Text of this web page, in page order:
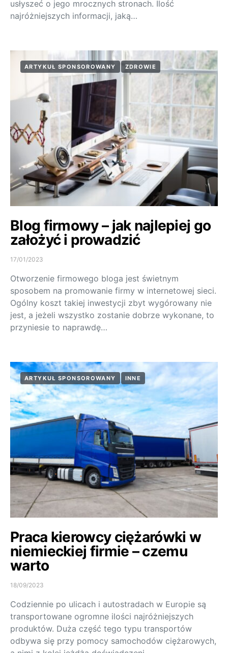
usłyszeć o jego mrocznych stronach. Ilość
najróżniejszych informacji, jaką…
ARTYKUŁ SPONSOROWANY ZDROWIE
Blog firmowy – jak najlepiej go
założyć i prowadzić
17/01/2023
Otworzenie firmowego bloga jest świetnym
sposobem na promowanie firmy w internetowej sieci.
Ogólny koszt takiej inwestycji zbyt wygórowany nie
jest, a jeżeli wszystko zostanie dobrze wykonane, to
przyniesie to naprawdę…
ARTYKUŁ SPONSOROWANY INNE
Praca kierowcy ciężarówki w
niemieckiej firmie – czemu
warto
18/09/2023
Codziennie po ulicach i autostradach w Europie są
transportowane ogromne ilości najróżniejszych
produktów. Duża część tego typu transportów
odbywa się przy pomocy samochodów ciężarowych,